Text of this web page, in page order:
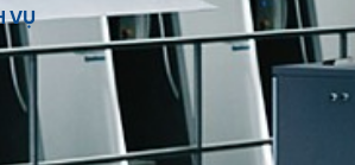
VỤ